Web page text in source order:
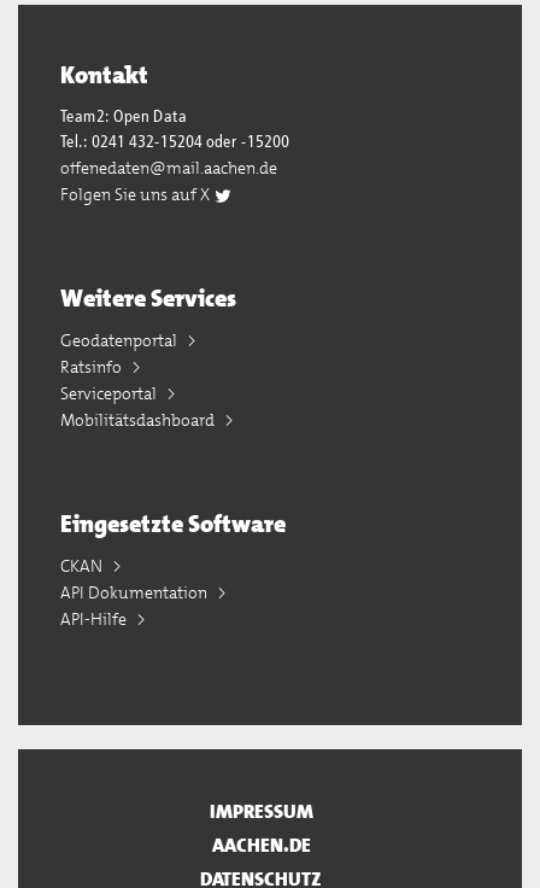
Kontakt
Team2: Open Data
Tel.: 0241 432-15204 oder -15200
offenedaten@mail.aachen.de
Folgen Sie uns auf X
Weitere Services
Geodatenportal
Ratsinfo
Serviceportal
Mobilitätsdashboard
Eingesetzte Software
CKAN
API Dokumentation
API-Hilfe
IMPRESSUM
AACHEN.DE
DATENSCHUTZ